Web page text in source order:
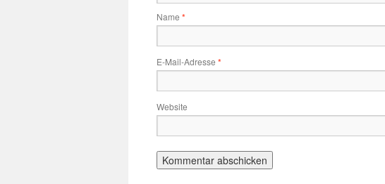
Name *
E-Mail-Adresse *
Website